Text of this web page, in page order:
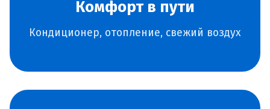
Комфорт в пути
Кондиционер, отопление, свежий воздух